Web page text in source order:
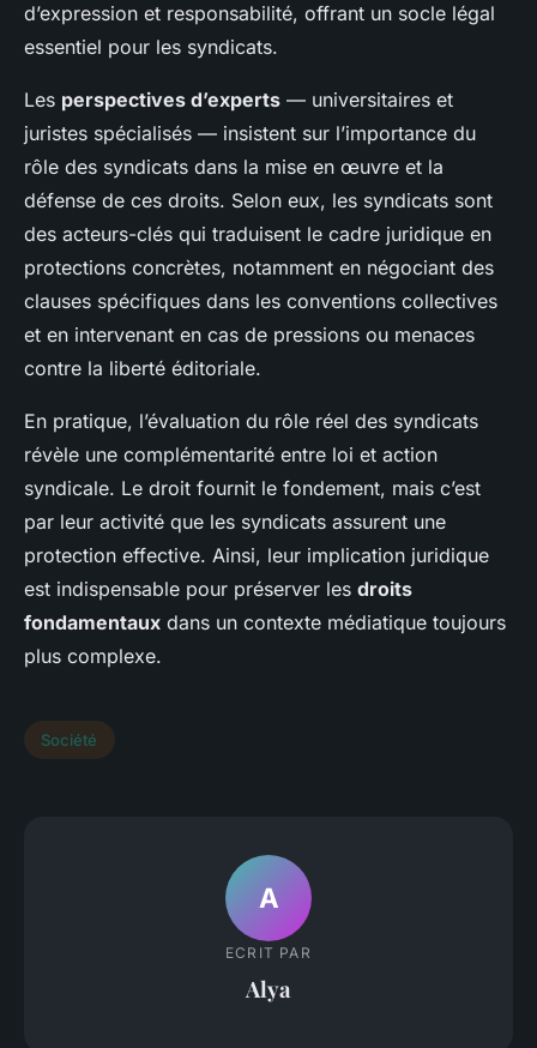
d’expression et responsabilité, offrant un socle légal
essentiel pour les syndicats.
Les perspectives d’experts — universitaires et
juristes spécialisés — insistent sur l’importance du
rôle des syndicats dans la mise en œuvre et la
défense de ces droits. Selon eux, les syndicats sont
des acteurs-clés qui traduisent le cadre juridique en
protections concrètes, notamment en négociant des
clauses spécifiques dans les conventions collectives
et en intervenant en cas de pressions ou menaces
contre la liberté éditoriale.
En pratique, l’évaluation du rôle réel des syndicats
révèle une complémentarité entre loi et action
syndicale. Le droit fournit le fondement, mais c’est
par leur activité que les syndicats assurent une
protection effective. Ainsi, leur implication juridique
est indispensable pour préserver les droits
fondamentaux dans un contexte médiatique toujours
plus complexe.
Société
A
ECRIT PAR
Alya